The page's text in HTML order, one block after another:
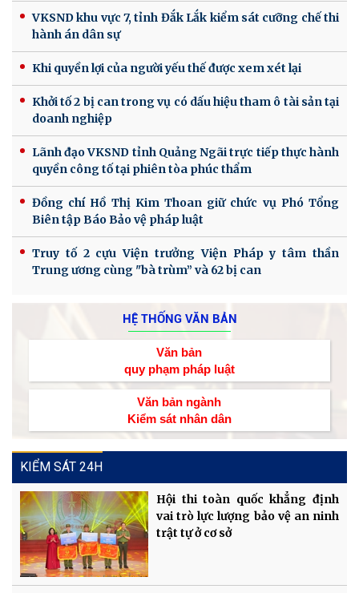
VKSND khu vực 7, tỉnh Đắk Lắk kiểm sát cưỡng chế thi
hành án dân sự
Khi quyền lợi của người yếu thế được xem xét lại
Khởi tố 2 bị can trong vụ có dấu hiệu tham ô tài sản tại
doanh nghiệp
Lãnh đạo VKSND tỉnh Quảng Ngãi trực tiếp thực hành
quyền công tố tại phiên tòa phúc thẩm
Đồng chí Hồ Thị Kim Thoan giữ chức vụ Phó Tổng
Biên tập Báo Bảo vệ pháp luật
Truy tố 2 cựu Viện trưởng Viện Pháp y tâm thần
Trung ương cùng "bà trùm” và 62 bị can
HỆ THỐNG VĂN BẢN
Văn bản
quy phạm pháp luật
Văn bản ngành
Kiểm sát nhân dân
KIỂM SÁT 24H
Hội thi toàn quốc khẳng định
vai trò lực lượng bảo vệ an ninh
trật tự ở cơ sở